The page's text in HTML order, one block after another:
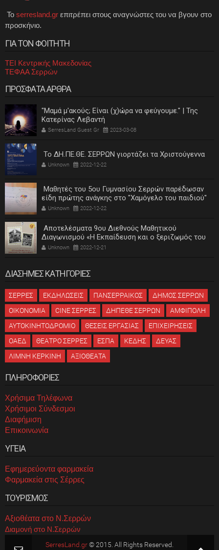
Το serresland.gr επιτρέπει στους αναγνώστες του να βγουν στο
προσκήνιο.
ΓΙΑ ΤΟΝ ΦΟΙΤΗΤΗ
ΤΕΙ Κεντρικής Μακεδονίας
ΤΕΦΑΑ Σερρών
ΠΡΟΣΦΑΤΑ ΑΡΘΡΑ
"Μαμά μ'ακούς; Είναι (χ)ώρα να φεύγουμε." | Της
Κατερίνας Λεβαντή
SerresLand Guest Gr 2023-03-08
Το ΔΗ.ΠΕ.ΘΕ. ΣΕΡΡΩΝ γιορτάζει τα Χριστούγεννα
Unknown 2022-12-22
Μαθητές του 5ου Γυμνασίου Σερρών παρέδωσαν
είδη πρώτης ανάγκης στο "Χαμόγελο του παιδιού"
Unknown 2022-12-22
Αποτελέσματα 9ου Διεθνούς Μαθητικού
Διαγωνισμού «Η Εκπαίδευση και ο ξεριζωμός του
ελληνισμού»
Unknown 2022-12-21
ΔΙΑΣΗΜΕΣ ΚΑΤΗΓΟΡΙΕΣ
ΣΕΡΡΕΣ ΕΚΔΗΛΩΣΕΙΣ ΠΑΝΣΕΡΡΑΙΚΟΣ
ΔΗΜΟΣ ΣΕΡΡΩΝ
ΟΙΚΟΝΟΜΙΑ
CINE ΣΕΡΡΕΣ ΔΗΠΕΘΕ ΣΕΡΡΩΝ
ΑΜΦΙΠΟΛΗ
ΑΥΤΟΚΙΝΗΤΟΔΡΟΜΙΟ
ΘΕΣΕΙΣ ΕΡΓΑΣΙΑΣ
ΕΠΙΧΕΙΡΗΣΕΙΣ
ΟΑΕΔ
ΘΕΑΤΡΟ ΣΕΡΡΕΣ ΕΣΠΑ ΚΕΔΗΣ
ΔΕΥΑΣ
ΛΙΜΝΗ ΚΕΡΚΙΝΗ
ΑΞΙΟΘΕΑΤΑ
ΠΛΗΡΟΦΟΡΙΕΣ
Χρήσιμα Τηλέφωνα
Χρήσιμοι Σύνδεσμοι
Διαφήμιση
Επικοινωνία
ΥΓΕΙΑ
Εφημερεύοντα φαρμακεία
Φαρμακεία στις Σέρρες
ΤΟΥΡΙΣΜΟΣ
Αξιοθέατα στο Ν.Σερρών
Διαμονή στο Ν.Σερρών
SerresLand.gr© 2015. All Rights Reserved.